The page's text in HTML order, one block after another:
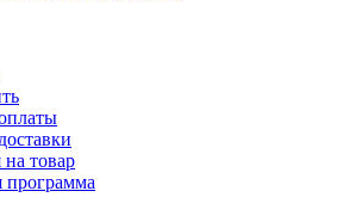
на товар
программа